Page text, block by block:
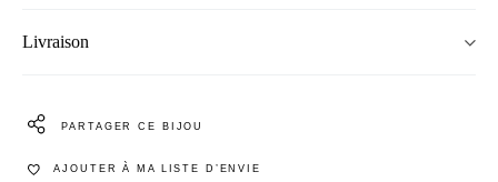
Livraison
PARTAGER CE BIJOU
AJOUTER À MA LISTE D’ENVIE